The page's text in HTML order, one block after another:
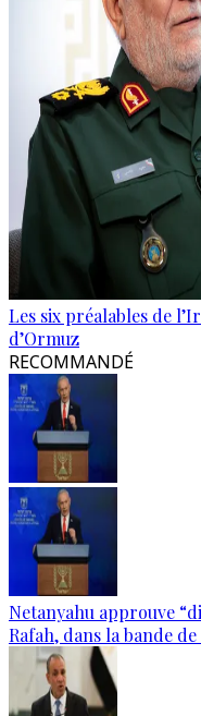
Les six préalables de
d’Ormuz
RECOMMANDÉ
Netanyahu approuve
Rafah, dans la bande de